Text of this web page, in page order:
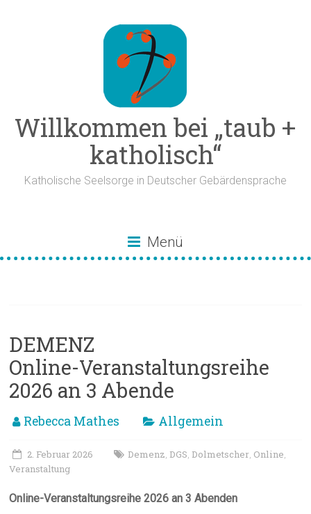
Willkommen bei „taub +
katholisch“
Katholische Seelsorge in Deutscher Gebärdensprache
Menü
DEMENZ
Online-Veranstaltungsreihe
2026 an 3 Abende
Rebecca Mathes Allgemein
2. Februar 2026 Demenz, DGS, Dolmetscher, Online,
Veranstaltung
Online-Veranstaltungsreihe 2026 an 3 Abenden